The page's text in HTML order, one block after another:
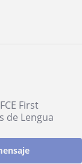
First
de Lengua